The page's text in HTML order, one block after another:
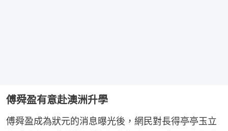
傅舜盈有意赴澳洲升學
傅舜盈成為狀元的消息曝光後，網民對長得亭亭玉立